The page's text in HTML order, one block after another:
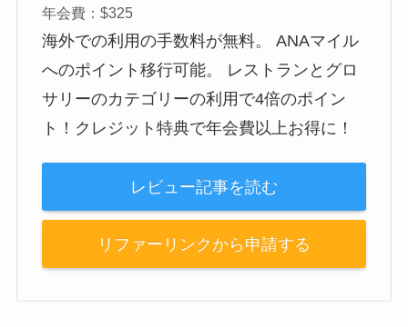
年会費：$325
海外での利用の手数料が無料。 ANAマイル
へのポイント移行可能。 レストランとグロ
サリーのカテゴリーの利用で4倍のポイン
ト！クレジット特典で年会費以上お得に！
レビュー記事を読む
リファーリンクから申請する